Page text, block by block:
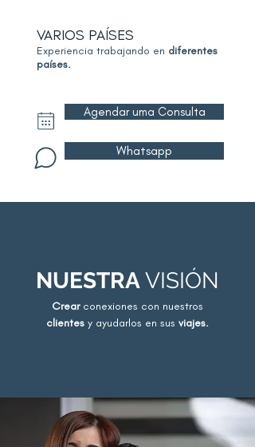
VARIOS PAÍSES
Experiencia trabajando en diferentes
países.
Agendar uma Consulta
Whatsapp
NUESTRAVISIÓN
Crearconexiones con nuestros
clientesy ayudarlos en sus viajes.